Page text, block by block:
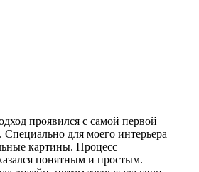
проявился с самой первой
Специально для моего интерьера
картины. Процесс
понятным и простым.